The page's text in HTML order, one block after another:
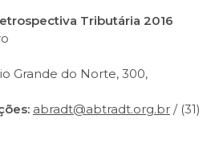
Tributária 2016
Grande do Norte, 300,
abradt@abtradt.org.br / (31)